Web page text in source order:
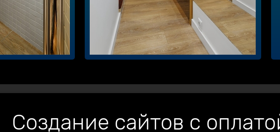
Создание сайтов с